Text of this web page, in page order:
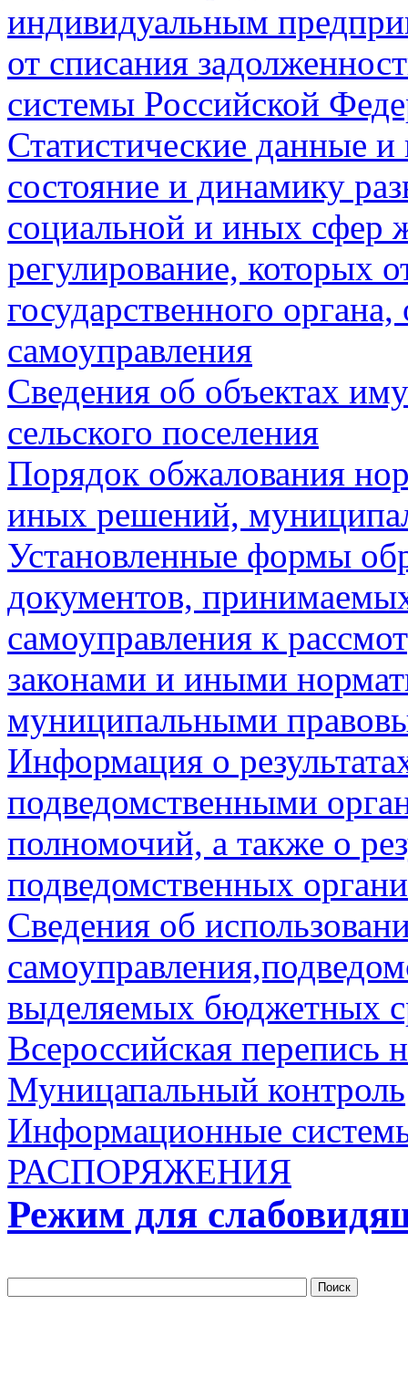
индивидуальным
от списания
системы Российской
Статистические данные
состояние и динамику
социальной и иных сфер
регулирование, которых
государственного
самоуправления
Сведения об объектах
сельского поселения
Порядок обжалования
иных решений,
Установленные формы
документов,
самоуправления к
законами и иными
муниципальными
Информация о
подведомственными
полномочий, а также о
подведомственных
Сведения об
выделяемых бюджетных
Всероссийская перепись
Муницапальный контроль
Информационные
РАСПОРЯЖЕНИЯ
Режим для